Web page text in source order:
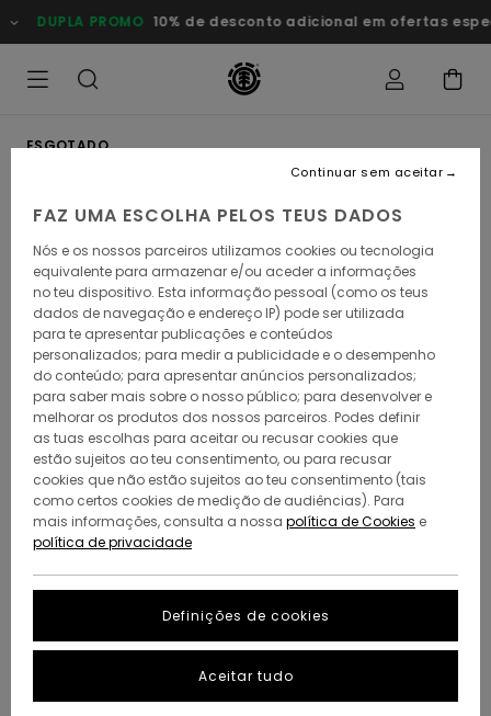
para
a
DUPLA PROMO 10% de desconto adicional em ofertas
ESGOTADO
FAZ UMA ESCOLHA PELOS TEUS DADOS
Nós e os nossos parceiros utilizamos cookies ou tecnologia
equivalente para armazenar e/ou aceder a informações
no teu dispositivo. Esta informação pessoal (como os teus
dados de navegação e endereço IP) pode ser utilizada
para te apresentar publicações e conteúdos
personalizados; para medir a publicidade e o desempenho
do conteúdo; para apresentar anúncios personalizados;
para saber mais sobre o nosso público; para desenvolver e
melhorar os produtos dos nossos parceiros. Podes definir
as tuas escolhas para aceitar ou recusar cookies que
estão sujeitos ao teu consentimento, ou para recusar
cookies que não estão sujeitos ao teu consentimento (tais
como certos cookies de medição de audiências). Para
mais informações, consulta a nossa política de Cookies e
política de privacidade
Definições de cookies
Continuar sem aceitar
Aceitar tudo